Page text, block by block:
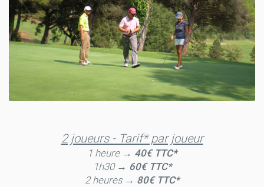
2 joueurs - Tarif* par joueur
1 heure → 40€ TTC*
1h30 → 60€ TTC*
2 heures → 80€ TTC*